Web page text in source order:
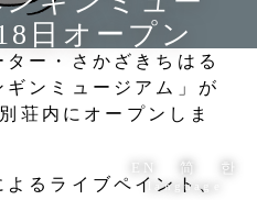
EN 简 한
language
日オープン
ー・さかざきちはる
ンミュージアム」が
荘内にオープンしま
るライブペイント、